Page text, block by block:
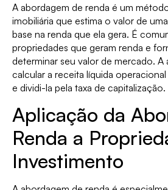
A abordagem de renda é um
imobiliária que estima o valor de
base na renda que ela gera. É
propriedades que geram renda e
determinar seu valor de mercado.
calcular a receita líquida
e dividi-la pela taxa de capitalização.
Aplicação da
Renda a
Investimento